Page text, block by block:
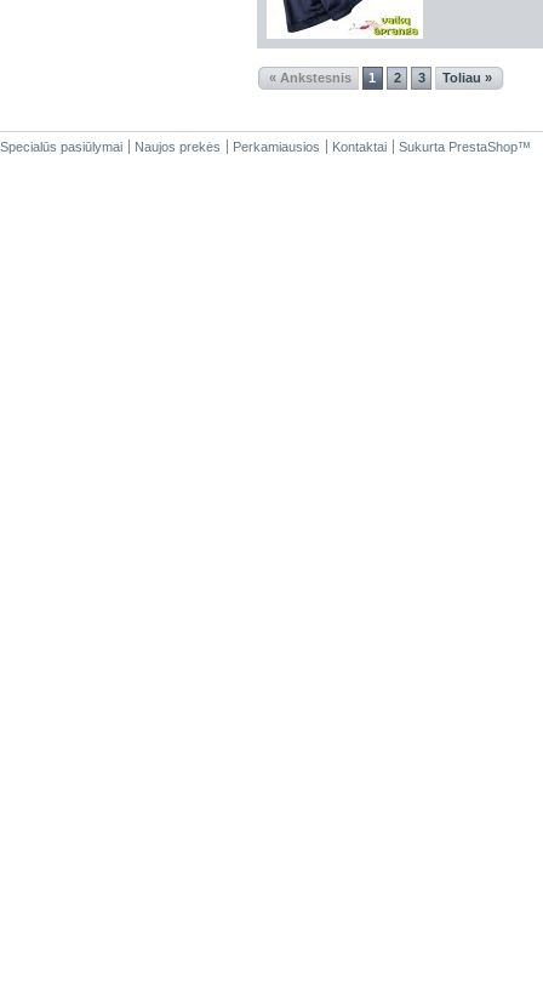
« Ankstesnis 1 2 3 Toliau »
Specialūs pasiūlymai Naujos prekės Perkamiausios Kontaktai Sukurta PrestaShop™